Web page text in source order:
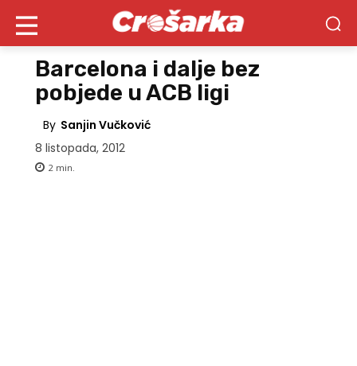
Barcelona i dalje bez
pobjede u ACB ligi
By Sanjin Vučković
8 listopada, 2012
2 min.